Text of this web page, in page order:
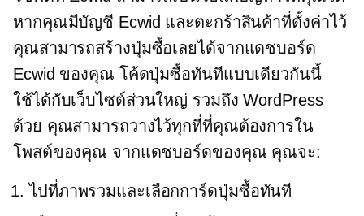
หากคุณมีบัญชี Ecwid และตะกร้าสินค้าที่ตั้งค่าไว้
คุณสามารถสร้างปุ่มซื้อเลยได้จากแดชบอร์ด
Ecwid ของคุณ โค้ดปุ่มซื้อทันทีแบบเดียวกันนี้
ใช้ได้กับเว็บไซต์ส่วนใหญ่ รวมถึง WordPress
ด้วย คุณสามารถวางไว้ทุกที่ที่คุณต้องการใน
โพสต์ของคุณ จากแดชบอร์ดของคุณ คุณจะ:
ไปที่ภาพรวมและเลือกการ์ดปุ่มซื้อทันที